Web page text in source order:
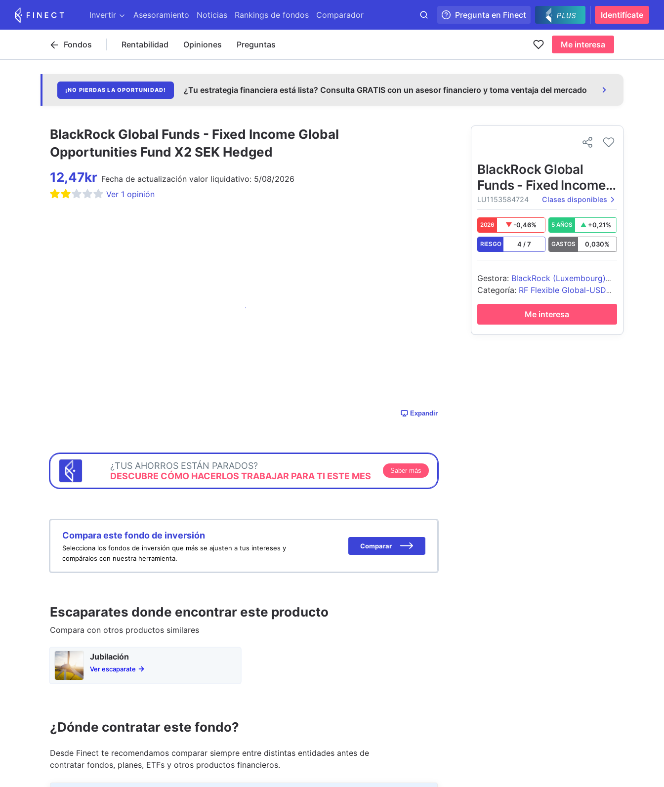
Invertir Asesoramiento Noticias Rankings de fondos Comparador Pregunta en Finect Identifícate
Fondos Rentabilidad Opiniones Preguntas Me interesa
¡NO PIERDAS LA OPORTUNIDAD! ¿Tu estrategia financiera está lista? Consulta GRATIS con un asesor financiero y toma ventaja del mercado
BlackRock Global Funds - Fixed Income Global
Opportunities Fund X2 SEK Hedged
12,47kr Fecha de actualización valor liquidativo: 5/08/2026
Ver 1 opinión
Expandir
¿TUS AHORROS ESTÁN PARADOS?
DESCUBRE CÓMO HACERLOS TRABAJAR PARA TI ESTE MES
Saber más
Compara este fondo de inversión
Selecciona los fondos de inversión que más se ajusten a tus intereses y
compáralos con nuestra herramienta.
Comparar
Escaparates donde encontrar este producto
Compara con otros productos similares
Jubilación
Ver escaparate
¿Dónde contratar este fondo?
Desde Finect te recomendamos comparar siempre entre distintas entidades antes de
contratar fondos, planes, ETFs y otros productos financieros.
BlackRock Global
Funds - Fixed Income
Global Opportunities
Fund
LU1153584724 Clases disponibles
2026 -0,46% 5 AÑOS +0,21%
RIESGO 4 /7 GASTOS 0,030%
Gestora: BlackRock (Luxembourg)
SA
Categoría: RF Flexible Global-USD
Cubierto
Me interesa